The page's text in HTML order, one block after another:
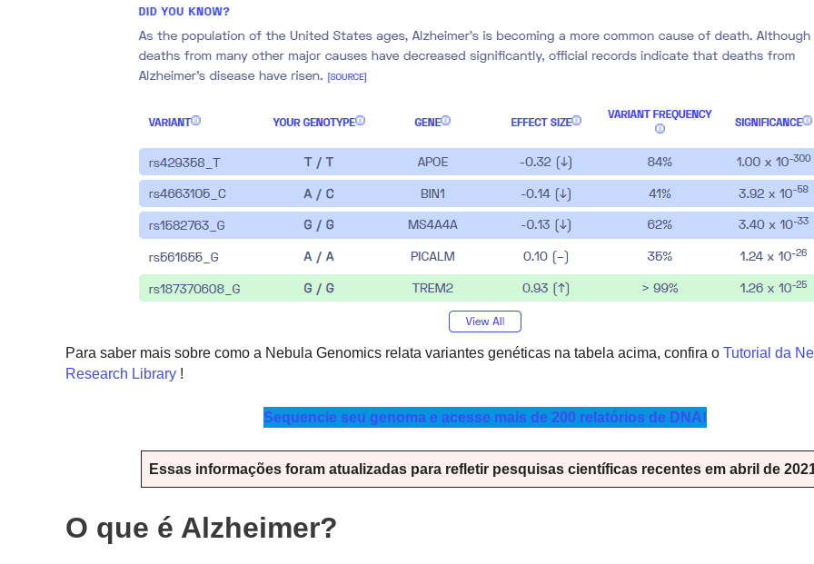
Para saber mais sobre como a Nebula Genomics relata variantes genéticas na tabela acima, confira o Tutorial da
Research Library !
Sequencie seu genoma e acesse mais de 200 relatórios de DNA!
Essas informações foram atualizadas para refletir pesquisas científicas recentes em abril de
O que é Alzheimer?